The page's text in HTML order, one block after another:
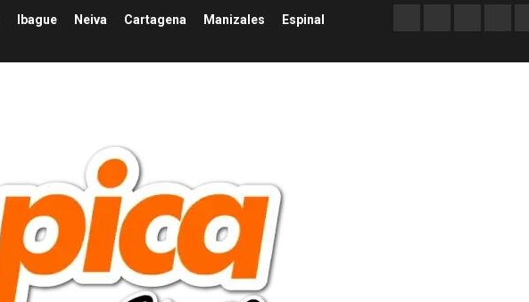
Ibague Neiva Cartagena Manizales
Espinal